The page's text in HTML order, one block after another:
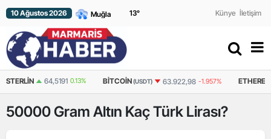
10 Ağustos 2026 13° Künye İletişim
64,5191 0.13% BITCOIN (USDT) 63.922,98 -1.957% ETHEREUM(USDT)
50000Gram Altın Kaç Türk Lirası?